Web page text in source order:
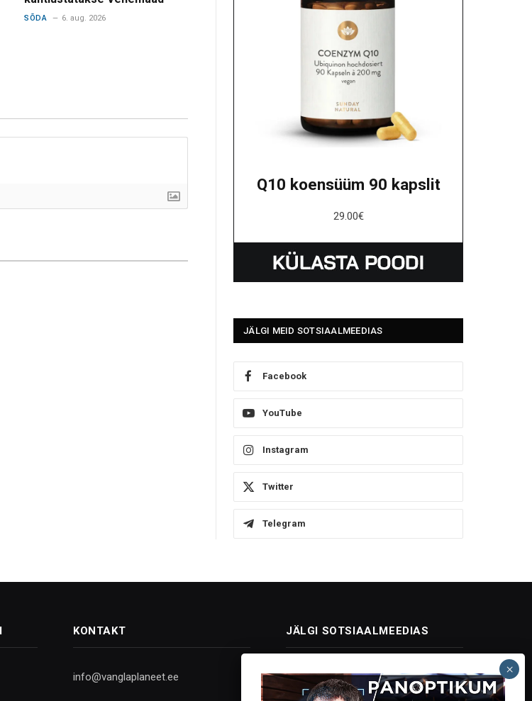
SÕDA 6. aug. 2026
Q10 koensüüm 90 kapslit
29.00€
JÄLGI MEID SOTSIAALMEEDIAS
Facebook
YouTube
Instagram
Twitter
Telegram
KONTAKT
info@vanglaplaneet.ee
JÄLGI SOTSIAALMEEDIAS
Facebook
X
InstagramYouTubeTelegram